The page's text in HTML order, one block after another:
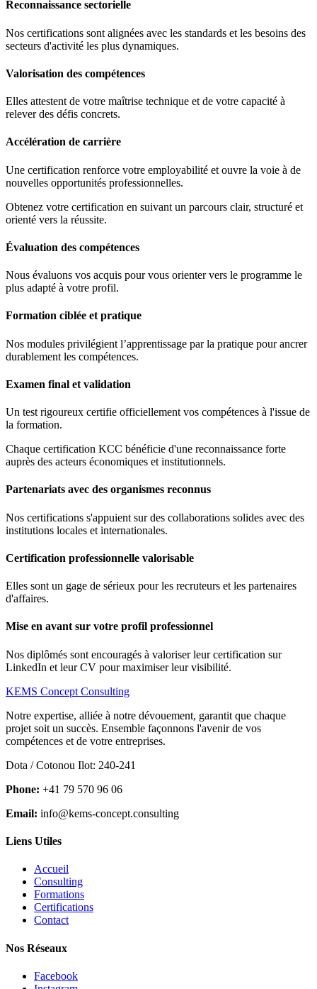
Reconnaissance sectorielle
Nos certifications sont alignées avec les standards et les besoins des
secteurs d'activité les plus dynamiques.
Valorisation des compétences
Elles attestent de votre maîtrise technique et de votre capacité à
relever des défis concrets.
Accélération de carrière
Une certification renforce votre employabilité et ouvre la voie à de
nouvelles opportunités professionnelles.
Obtenez votre certification en suivant un parcours clair, structuré et
orienté vers la réussite.
Évaluation des compétences
Nous évaluons vos acquis pour vous orienter vers le programme le
plus adapté à votre profil.
Formation ciblée et pratique
Nos modules privilégient l’apprentissage par la pratique pour ancrer
durablement les compétences.
Examen final et validation
Un test rigoureux certifie officiellement vos compétences à l'issue de
la formation.
Chaque certification KCC bénéficie d'une reconnaissance forte
auprès des acteurs économiques et institutionnels.
Partenariats avec des organismes reconnus
Nos certifications s'appuient sur des collaborations solides avec des
institutions locales et internationales.
Certification professionnelle valorisable
Elles sont un gage de sérieux pour les recruteurs et les partenaires
d'affaires.
Mise en avant sur votre profil professionnel
Nos diplômés sont encouragés à valoriser leur certification sur
LinkedIn et leur CV pour maximiser leur visibilité.
KEMS Concept Consulting
Notre expertise, alliée à notre dévouement, garantit que chaque
projet soit un succès. Ensemble façonnons l'avenir de vos
compétences et de votre entreprises.
Dota / Cotonou Ilot: 240-241
Phone: +41 79 570 96 06
Email: info@kems-concept.consulting
Liens Utiles
Accueil
Consulting
Formations
Certifications
Contact
Nos Réseaux
Facebook